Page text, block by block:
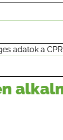
adatok a